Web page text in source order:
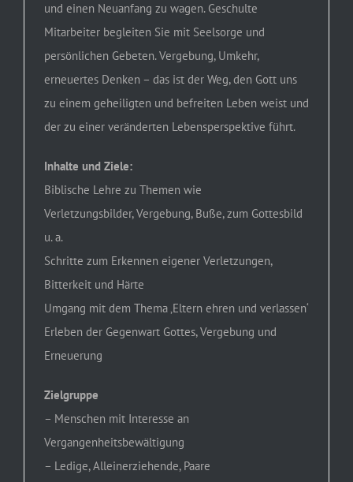
und einen Neuanfang zu wagen. Geschulte
Mitarbeiter begleiten Sie mit Seelsorge und
persönlichen Gebeten. Vergebung, Umkehr,
erneuertes Denken – das ist der Weg, den Gott uns
zu einem geheiligten und befreiten Leben weist und
der zu einer veränderten Lebensperspektive führt.
Inhalte und Ziele:
Biblische Lehre zu Themen wie
Verletzungsbilder, Vergebung, Buße, zum Gottesbild
u. a.
Schritte zum Erkennen eigener Verletzungen,
Bitterkeit und Härte
Umgang mit dem Thema ‚Eltern ehren und verlassen‘
Erleben der Gegenwart Gottes, Vergebung und
Erneuerung
Zielgruppe
– Menschen mit Interesse an
Vergangenheitsbewältigung
– Ledige, Alleinerziehende, Paare